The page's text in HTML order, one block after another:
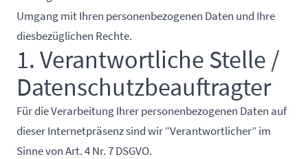
Umgang mit Ihren personenbezogenen Daten und Ihre
diesbezüglichen Rechte.
1. Verantwortliche Stelle /
Datenschutzbeauftragter
Für die Verarbeitung Ihrer personenbezogenen Daten auf
dieser Internetpräsenz sind wir “Verantwortlicher” im
Sinne von Art. 4 Nr. 7 DSGVO.